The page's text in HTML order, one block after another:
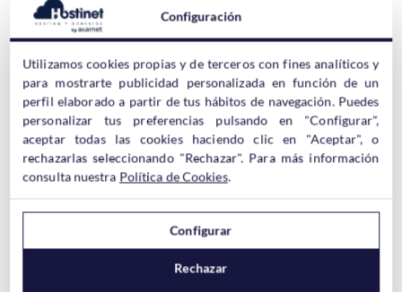
como Tik Tok o Twich. Así que si aún no sabes de qué va
esta red social, en este post te explicamos qué…
Sigue leyendo →
Qué es HTTPS y para qué sirve
término HTTPS
todo porque está incluido en todas las direcciones URL
de todos los sitios web que existen en Internet. Por
Configuración
Utilizamos cookies propias y de terceros con fines analíticos y
para mostrarte publicidad personalizada en función de un
perfil elaborado a partir de tus hábitos de navegación. Puedes
personalizar tus preferencias pulsando en "Configurar",
aceptar todas las cookies haciendo clic en "Aceptar", o
rechazarlas seleccionando "Rechazar". Para más información
consulta nuestra Política de Cookies.
Configurar
Rechazar